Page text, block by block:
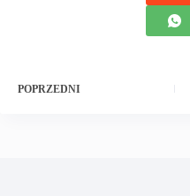
POPRZEDNI